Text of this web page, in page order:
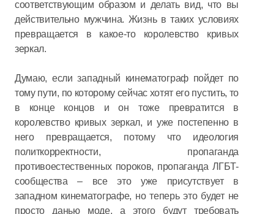
соответствующим образом и делать вид, что вы
действительно мужчина. Жизнь в таких условиях
превращается в какое-то королевство кривых
зеркал.
Думаю, если западный кинематограф пойдет по
тому пути, по которому сейчас хотят его пустить, то
в конце концов и он тоже превратится в
королевство кривых зеркал, и уже постепенно в
него превращается, потому что идеология
политкорректности, пропаганда
противоестественных пороков, пропаганда ЛГБТ-
сообщества – все это уже присутствует в
западном кинематографе, но теперь это будет не
просто данью моде, а этого будут требовать